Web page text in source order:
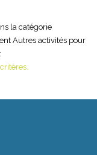
la catégorie
Autres activités pour